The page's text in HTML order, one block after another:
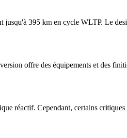
395 km en cycle WLTP. Le
offre des équipements et des
réactif. Cependant, certains